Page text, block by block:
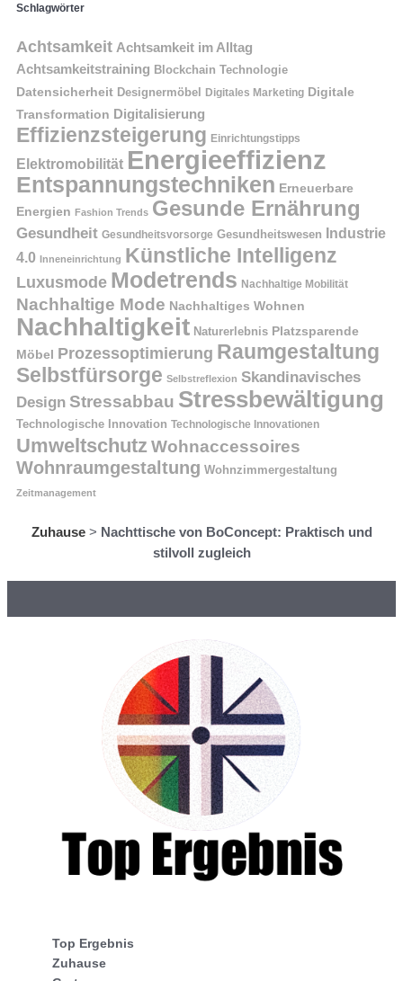
Schlagwörter
Achtsamkeit Achtsamkeit im Alltag
Achtsamkeitstraining Blockchain Technologie
Datensicherheit Designermöbel Digitales Marketing Digitale
Transformation Digitalisierung
Effizienzsteigerung Einrichtungstipps
Elektromobilität Energieeffizienz
Entspannungstechniken Erneuerbare
Energien Fashion Trends Gesunde Ernährung
Gesundheit Gesundheitsvorsorge Gesundheitswesen
Industrie
4.0
Inneneinrichtung Künstliche Intelligenz
Luxusmode Modetrends Nachhaltige Mobilität
Nachhaltige Mode Nachhaltiges Wohnen
Nachhaltigkeit Naturerlebnis Platzsparende
Möbel
Prozessoptimierung Raumgestaltung
Selbstfürsorge Selbstreflexion Skandinavisches
Design Stressabbau Stressbewältigung
Technologische Innovation Technologische Innovationen
Umweltschutz Wohnaccessoires
Wohnraumgestaltung Wohnzimmergestaltung
Zeitmanagement
Zuhause> Nachttische von BoConcept: Praktisch und
stilvoll zugleich
Top Ergebnis
Zuhause